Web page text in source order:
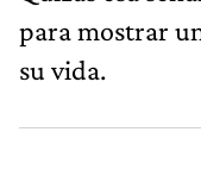
para mostrar
su vida.